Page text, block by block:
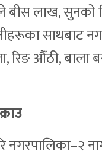
बीस लाख, सुनको
साथबाट
रिङ औँठी, बाला
नगरपालिका–२